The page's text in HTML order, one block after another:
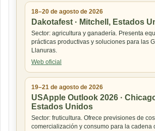
18–20 de agosto de 2026
Dakotafest · Mitchell, Estados
Sector: agricultura y ganadería. Presenta
prácticas productivas y soluciones para las
Llanuras.
Web oficial
19–21 de agosto de 2026
USApple Outlook 2026 ·
Estados Unidos
Sector: fruticultura. Ofrece previsiones de
comercialización y consumo para la cadena